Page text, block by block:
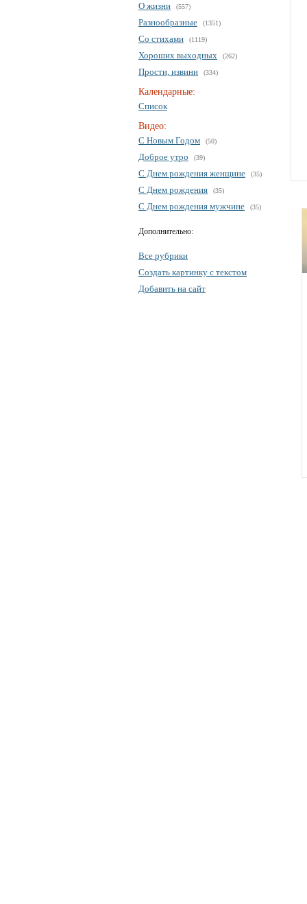
О жизни (557)
Разнообразные (1351)
Со стихами (1119)
Хороших выходных (262)
Прости, извини (334)
Календарные:
Список
Видео:
С Новым Годом
(50)
Доброе утро (39)
С Днем рождения женщине (35)
С Днем рождения (35)
С Днем рождения мужчине (35)
Дополнительно:
Все рубрики
Создать картинку с текстом
Добавить на сайт